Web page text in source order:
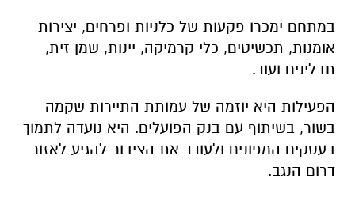
במתחם ימכרו פקעות של כלניות ופרחים, יצירות
אומנות, תכשיטים, כלי קרמיקה, יינות, שמן זית,
תבלינים ועוד.
הפעילות היא יוזמה של עמותת התיירות שקמה
בשור, בשיתוף עם בנק הפועלים. היא נועדה לתמוך
בעסקים המפונים ולעודד את הציבור להגיע לאזור
דרום הנגב.